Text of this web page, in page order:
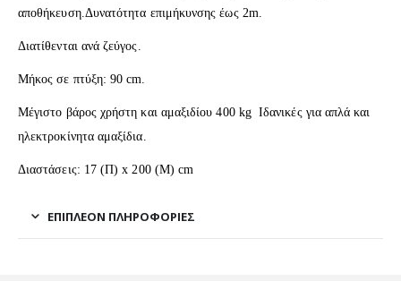
αποθήκευση.Δυνατότητα επιμήκυνσης έως 2m.
Διατίθενται ανά ζεύγος.
Μήκος σε πτύξη: 90 cm.
Μέγιστο βάρος χρήστη και αμαξιδίου 400 kg Ιδανικές για απλά και
ηλεκτροκίνητα αμαξίδια.
Διαστάσεις: 17 (Π) x 200 (M) cm
ΕΠΙΠΛΈΟΝ ΠΛΗΡΟΦΟΡΊΕΣ